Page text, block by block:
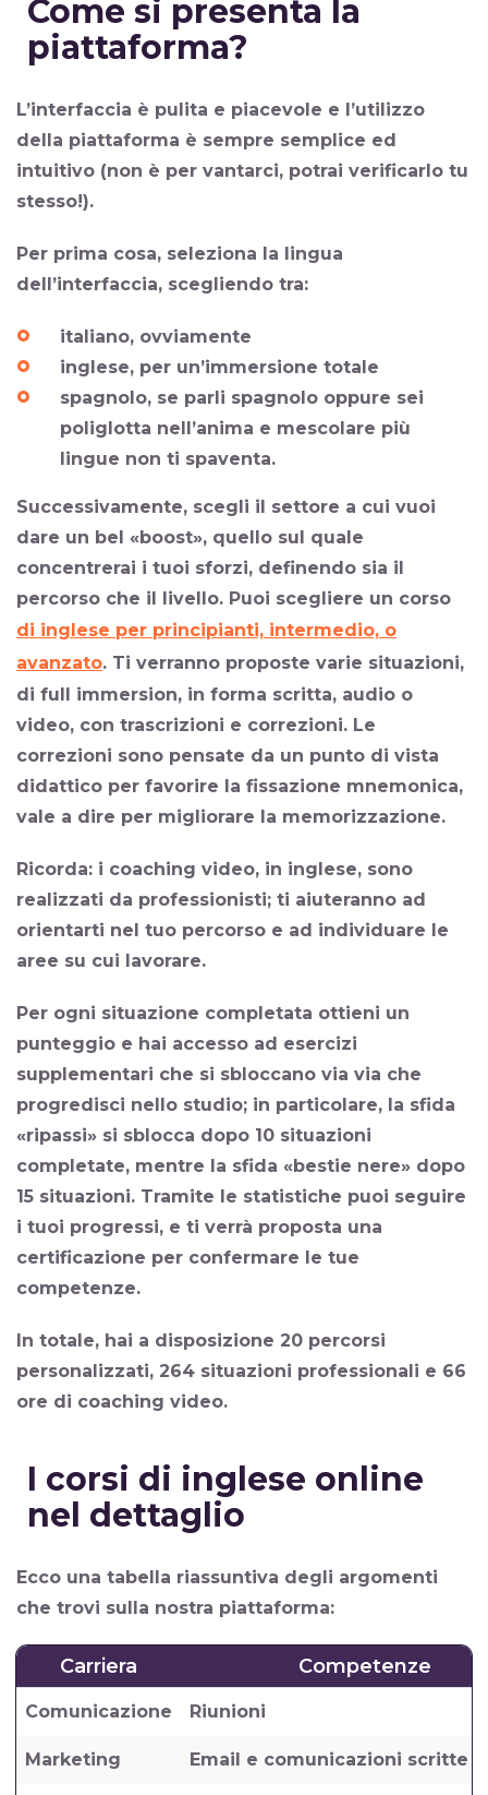
Come si presenta la
piattaforma?
L’interfaccia è pulita e piacevole e l’utilizzo
della piattaforma è sempre semplice ed
intuitivo (non è per vantarci, potrai verificarlo tu
stesso!).
Per prima cosa, seleziona la lingua
dell’interfaccia, scegliendo tra:
italiano, ovviamente
inglese, per un’immersione totale
spagnolo, se parli spagnolo oppure sei
poliglotta nell’anima e mescolare più
lingue non ti spaventa.
Successivamente, scegli il settore a cui vuoi
dare un bel «boost», quello sul quale
concentrerai i tuoi sforzi, definendo sia il
percorso che il livello. Puoi scegliere un corso
di inglese per principianti, intermedio, o
avanzato. Ti verranno proposte varie situazioni,
di full immersion, in forma scritta, audio o
video, con trascrizioni e correzioni. Le
correzioni sono pensate da un punto di vista
didattico per favorire la fissazione mnemonica,
vale a dire per migliorare la memorizzazione.
Ricorda: i coaching video, in inglese, sono
realizzati da professionisti; ti aiuteranno ad
orientarti nel tuo percorso e ad individuare le
aree su cui lavorare.
Per ogni situazione completata ottieni un
punteggio e hai accesso ad esercizi
supplementari che si sbloccano via via che
progredisci nello studio; in particolare, la sfida
«ripassi» si sblocca dopo 10 situazioni
completate, mentre la sfida «bestie nere» dopo
15 situazioni. Tramite le statistiche puoi seguire
i tuoi progressi, e ti verrà proposta una
certificazione per confermare le tue
competenze.
In totale, hai a disposizione 20 percorsi
personalizzati, 264 situazioni professionali e 66
ore di coaching video.
I corsi di inglese online
nel dettaglio
Ecco una tabella riassuntiva degli argomenti
che trovi sulla nostra piattaforma:
Carriera Competenze
Comunicazione Riunioni
Marketing Email e comunicazioni scritte